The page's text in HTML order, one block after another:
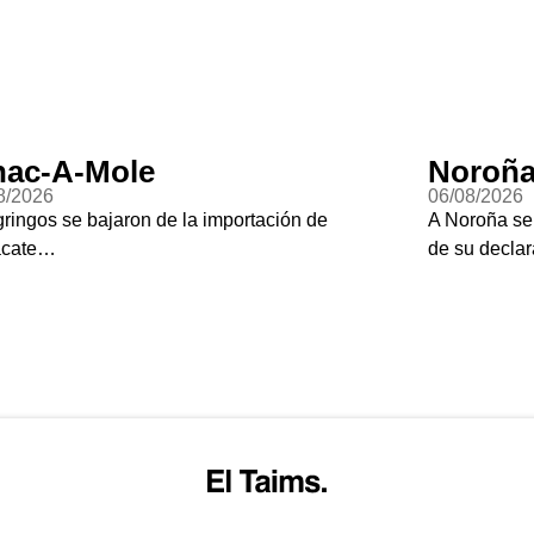
Mole
se bajaron de la importación de
Noroña
06/08/2026
A Noroña se le
de su